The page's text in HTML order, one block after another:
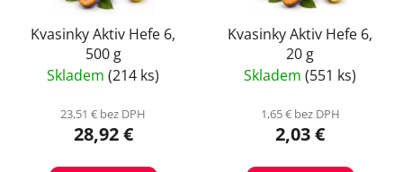
Kvasinky Aktiv Hefe 6,
500 g
Skladem (214 ks)
23,51 € bez DPH
28,92 €
Kvasinky Aktiv Hefe 6,
20 g
Skladem (551 ks)
1,65 € bez DPH
2,03 €